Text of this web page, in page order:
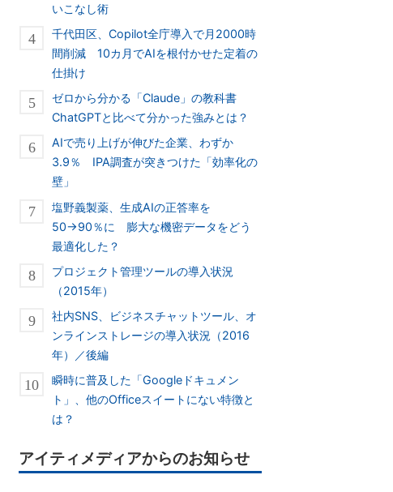
いこなし術
千代田区、Copilot全庁導入で月2000時
間削減 10カ月でAIを根付かせた定着の
仕掛け
ゼロから分かる「Claude」の教科書
ChatGPTと比べて分かった強みとは？
AIで売り上げが伸びた企業、わずか
3.9％ IPA調査が突きつけた「効率化の
壁」
塩野義製薬、生成AIの正答率を
50→90％に 膨大な機密データをどう
最適化した？
プロジェクト管理ツールの導入状況
（2015年）
社内SNS、ビジネスチャットツール、オ
ンラインストレージの導入状況（2016
年）／後編
瞬時に普及した「Googleドキュメン
ト」、他のOfficeスイートにない特徴と
は？
アイティメディアからのお知らせ